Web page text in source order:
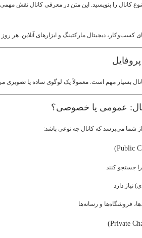
کانال را بنویسید. این متن در معرفی کانال نقش مهمی
کسب‌وکار، دیجیتال مارکتینگ و ابزارهای آنلاین. هر
بسیار مهم است. معمولاً یک لوگوی ساده یا تصویری
از شما می‌پرسد که کانال چه نوعی باشد:
جستجو کنند
نیاز دارد
فروشگاه‌ها و رسانه‌ها